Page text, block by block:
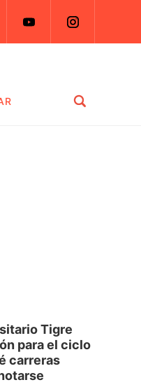
Tigre
para el ciclo
carreras